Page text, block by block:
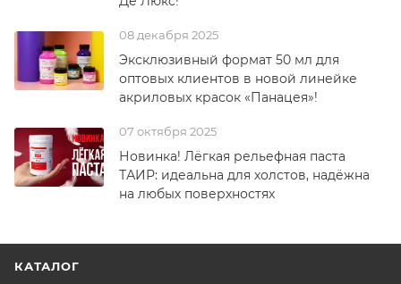
08 декабря 2025
Эксклюзивный формат 50 мл для
оптовых клиентов в новой линейке
акриловых красок «Панацея»!
07 октября 2025
Новинка! Лёгкая рельефная паста
ТАИР: идеальна для холстов, надёжна
на любых поверхностях
КАТАЛОГ